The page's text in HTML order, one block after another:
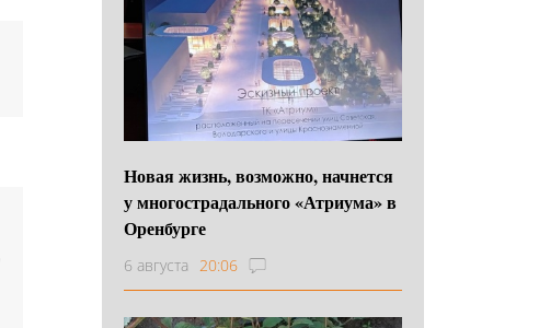
Новая жизнь, возможно, начнется
у многострадального «Атриума» в
Оренбурге
6 августа 20:06